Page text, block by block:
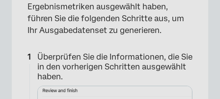
×
Ergebnismetriken ausgewählt haben,
führen Sie die folgenden Schritte aus, um
Ihr Ausgabedatenset zu generieren.
Überprüfen Sie die Informationen, die Sie
in den vorherigen Schritten ausgewählt
haben.